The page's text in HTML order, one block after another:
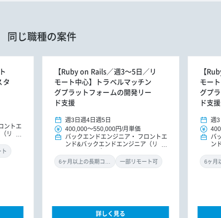
同じ職種の案件
タ
ントエ
リー
【Ruby on Rails／週3～5日／リ
モート中心】トラベルマッチン
グプラットフォームの開発リー
ド支援
週3日 週4日 週5日
400,000～550,000円/月単価
バックエンドエンジニア
フロントエ
ンド&バックエンドエンジニア（リー
一部リモート可
詳しく見る
【
モー
グプ
ド支援
週3
バ
ン